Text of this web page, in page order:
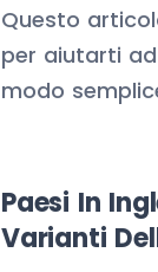
Questo
per aiutarti
modo
Paesi In
Varianti